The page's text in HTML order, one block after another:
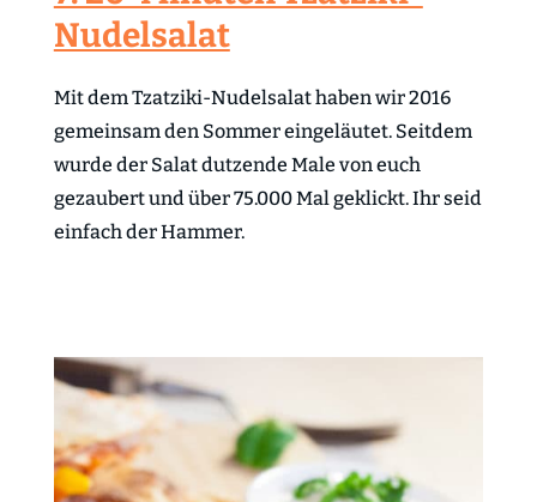
Nudelsalat
Mit dem Tzatziki-Nudelsalat haben wir 2016
gemeinsam den Sommer eingeläutet. Seitdem
wurde der Salat dutzende Male von euch
gezaubert und über 75.000 Mal geklickt. Ihr seid
einfach der Hammer.